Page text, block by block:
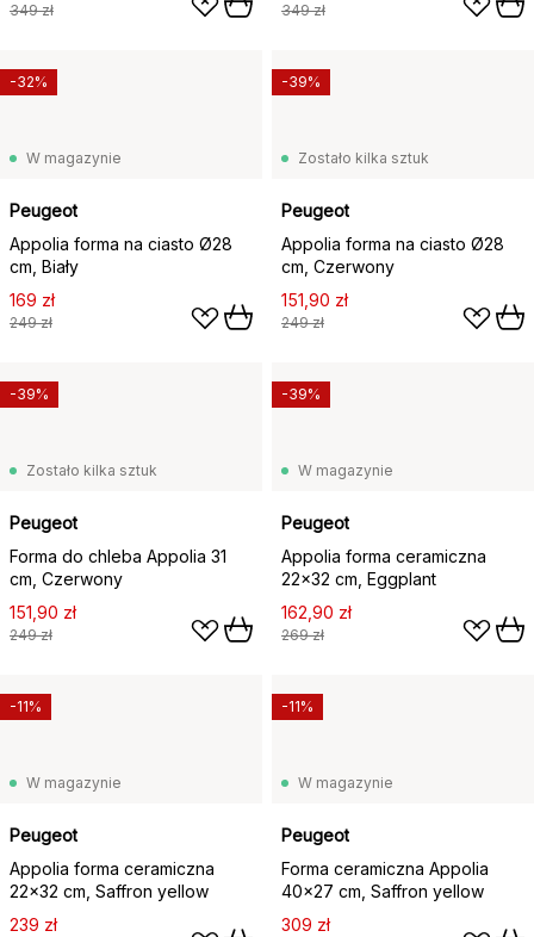
349 zł 349 zł
W magazynie
Peugeot
Appolia forma na ciasto Ø28
cm, Biały
169 zł
249 zł
-32%
Zostało kilka sztuk
Peugeot
Appolia forma na ciasto Ø28
cm, Czerwony
151,90 zł
249 zł
-39%
Zostało kilka sztuk
Peugeot
Forma do chleba Appolia 31
cm, Czerwony
151,90 zł
249 zł
-39%
W magazynie
Peugeot
Appolia forma ceramiczna
22x32 cm, Eggplant
162,90 zł
269 zł
-39%
W magazynie
Peugeot
Appolia forma ceramiczna
22x32 cm, Saffron yellow
239 zł
-11%
W magazynie
Peugeot
Forma ceramiczna Appolia
40x27 cm, Saffron yellow
309 zł
-11%